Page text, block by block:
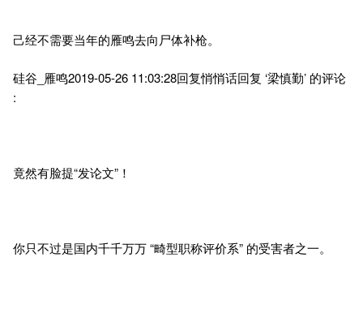
己经不需要当年的雁鸣去向尸体补枪。
硅谷_雁鸣2019-05-26 11:03:28回复悄悄话回复 ‘梁慎勤’ 的评论
:
竟然有脸提“发论文”！
你只不过是国内千千万万 “畸型职称评价系” 的受害者之一。